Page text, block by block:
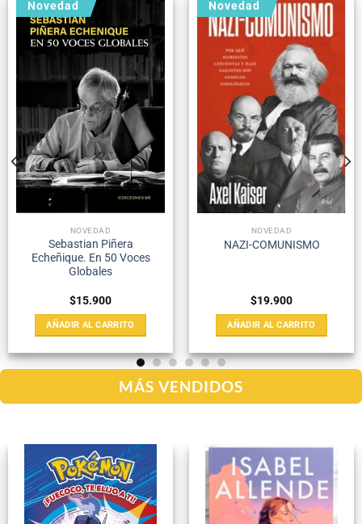
Novedad
NOVEDAD
Sebastian Piñera
Echeñique. En 50 Voces
Globales
$15.900
AÑADIR AL CARRITO
Novedad
NOVEDAD
NAZI-COMUNISMO
$19.900
AÑADIR AL CARRITO
MÁS VENDIDOS